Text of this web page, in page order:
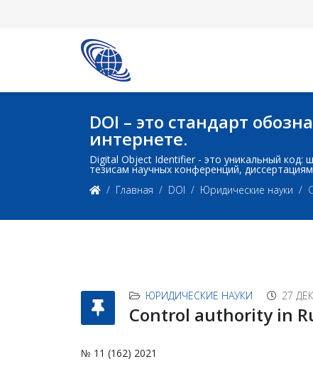
DOI – это стандарт
интернете.
Digital Object Identifier - это уникальный
тезисам научных конференций,
Главная
DOI Юридические науки
ЮРИДИЧЕСКИЕ НАУКИ 27
Control authority in
№ 11 (162) 2021